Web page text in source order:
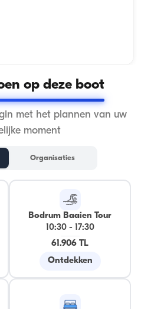
op deze boot
met het plannen van uw
moment
Organisaties
Bodrum Baaien Tour
10:30-
17:30
61.906 TL
Ontdekken